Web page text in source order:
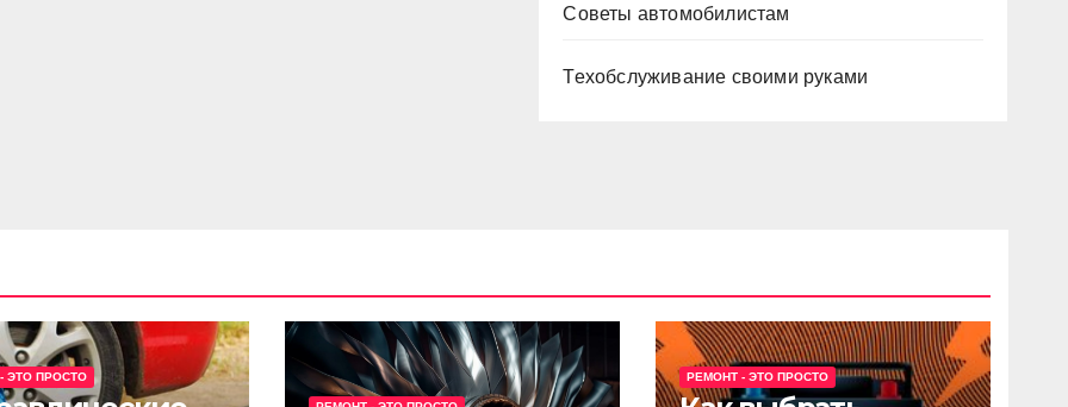
Советы автомобилистам
Техобслуживание своими руками
ЭТО ПРОСТО РЕМОНТ - ЭТО ПРОСТО